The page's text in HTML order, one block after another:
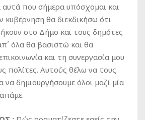
που σήμερα υπόσχομαι και
κυβέρνηση θα διεκδικήσω ότι
στο Δήμο και τους δημότες
όλα θα βασιστώ και θα
και τη συνεργασία μου
πολίτες. Αυτούς θέλω να τους
να δημιουργήσουμε όλοι μαζί μία